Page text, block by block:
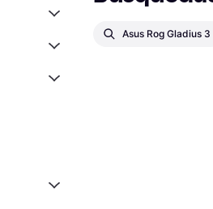
Asus Rog Gladius 3